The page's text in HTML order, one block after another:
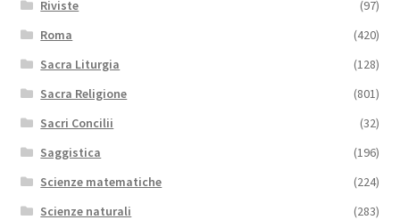
Riviste
(97)
Roma
(420)
Sacra Liturgia
(128)
Sacra Religione
(801)
Sacri Concilii
(32)
Saggistica
(196)
Scienze matematiche
(224)
Scienze naturali
(283)